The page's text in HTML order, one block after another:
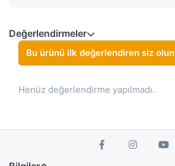
Değerlendirmeler
Bu ürünü ilk değerlendiren siz olun
Henüz değerlendirme yapılmadı.